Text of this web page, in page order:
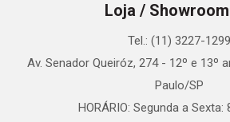
Loja /
Tel.: (11) 3227-1299
Av. Senador Queiróz, 274 - 12º e 13º
Paulo/SP
HORÁRIO: Segunda a Sexta: